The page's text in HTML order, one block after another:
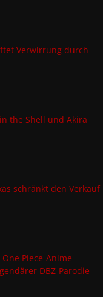
Verwirrung durch
the Shell und Akira
schränkt den Verkauf
Piece-Anime
DBZ-Parodie